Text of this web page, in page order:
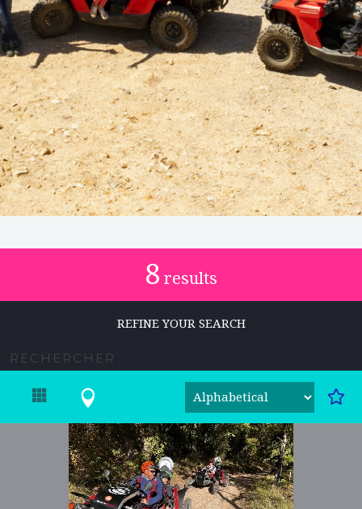
8 results
REFINE YOUR SEARCH